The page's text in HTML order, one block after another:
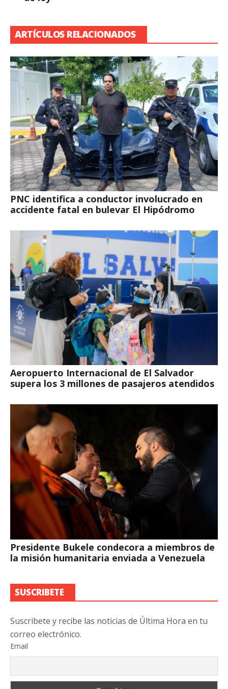
ARTÍCULOS RELACIONADOS
PNC identifica a conductor involucrado en
accidente fatal en bulevar El Hipódromo
Aeropuerto Internacional de El Salvador
supera los 3 millones de pasajeros atendidos
Presidente Bukele condecora a miembros de
la misión humanitaria enviada a Venezuela
SUSCRIBETE
Suscribete y recibe las noticias de Última Hora en tu
correo electrónico.
Email